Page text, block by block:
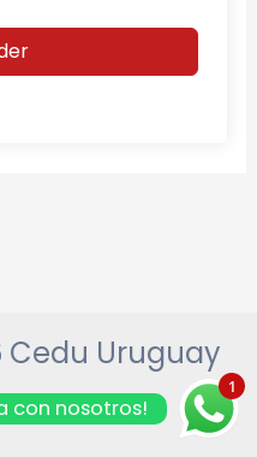
Uruguay
1
con nosotros!